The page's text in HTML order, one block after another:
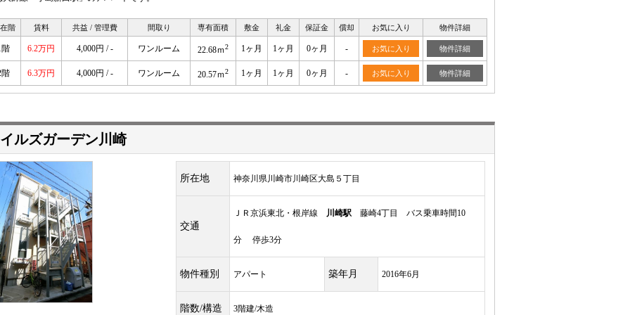
階 賃料 共益 / 管理費 間取り 専有面積 敷金 礼金 保証金 償却 お気に入り 物件詳細
階 6.2万円 4,000円 / - ワンルーム 22.68ｍ2 1ヶ月 1ヶ月 0ヶ月 - お気に入り 物件詳細
階 6.3万円 4,000円 / - ワンルーム 20.57ｍ2 1ヶ月 1ヶ月 0ヶ月 - お気に入り 物件詳細
ルズガーデン川崎
所在地 神奈川県川崎市川崎区大島５丁目
交通
ＪＲ京浜東北・根岸線 川崎駅 藤崎4丁目 バス乗車時間10
分 停歩3分
物件種別 アパート 築年月 2016年6月
階数/構造 3階建/木造